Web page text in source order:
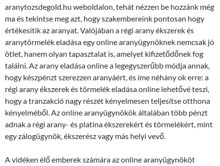
aranytozsdegold.hu weboldalon, tehát nézzen be hozzánk még
ma és tekintse meg azt, hogy szakembereink pontosan hogy
értékesítik az aranyat. Valójában a régi arany ékszerek és
aranytörmelék eladása egy online aranyügynöknek nemcsak jó
ötlet, hanem olyan tapasztalat is, amelyet kifizetődőnek fog
találni. Az arany eladása online a legegyszerűbb módja annak,
hogy készpénzt szerezzen aranyáért, és íme néhány ok erre: a
régi arany ékszerek és törmelék eladása online lehetővé teszi,
hogy a tranzakció nagy részét kényelmesen teljesítse otthona
kényelméből. Az online aranyügynökök általában több pénzt
adnak a régi arany- és platina ékszerekért és törmelékért, mint
egy zálogügynök, ékszerész vagy más helyi vevő.
A vidéken élő emberek számára az online aranyügynököt